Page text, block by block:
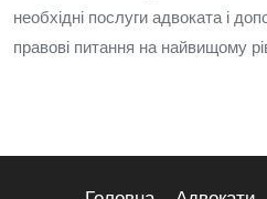
необхідні послуги адвоката і
правові питання на найвищому